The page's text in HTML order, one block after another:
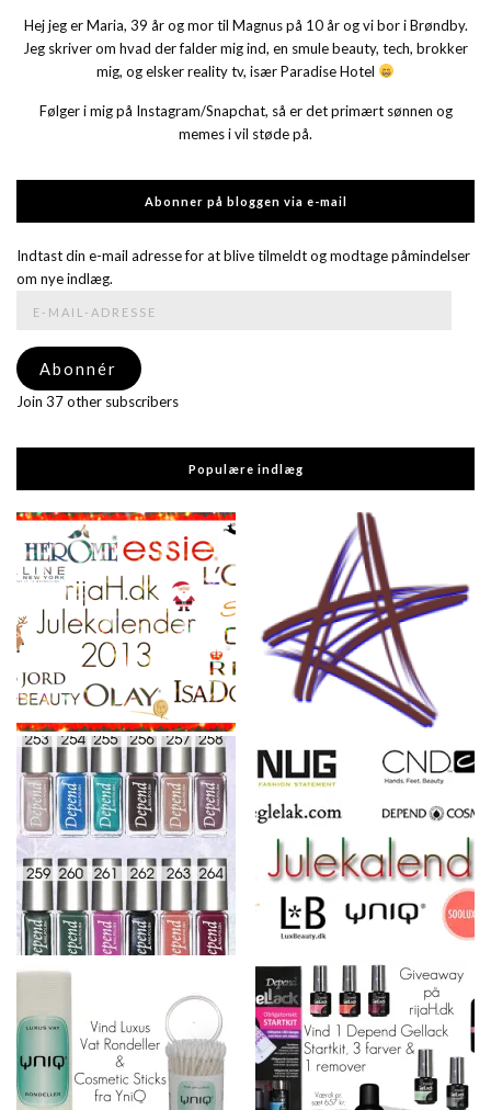
Hej jeg er Maria, 39 år og mor til Magnus på 10 år og vi bor i Brøndby.
Jeg skriver om hvad der falder mig ind, en smule beauty, tech, brokker
mig, og elsker reality tv, især Paradise Hotel
Følger i mig på Instagram/Snapchat, så er det primært sønnen og
memes i vil støde på.
Abonner på bloggen via e-mail
Indtast din e-mail adresse for at blive tilmeldt og modtage påmindelser
om nye indlæg.
adresse
Abonnér
Join 37 other subscribers
Populære indlæg